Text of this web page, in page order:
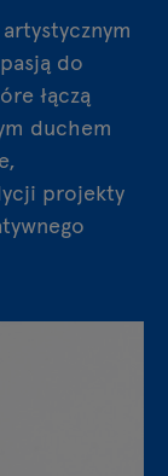
do
łączą
duchem
projekty